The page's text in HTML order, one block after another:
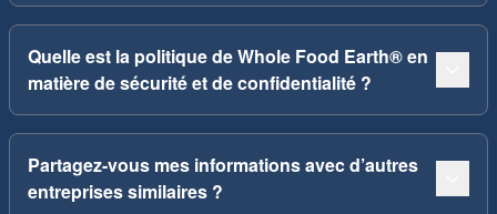
Quelle est la politique de Whole Food Earth® en
matière de sécurité et de confidentialité ?
Partagez-vous mes informations avec d’autres
entreprises similaires ?